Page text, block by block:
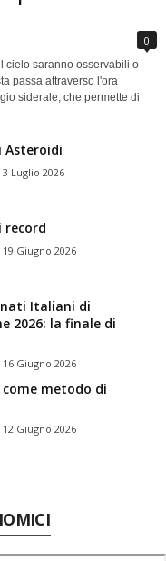
0
cielo saranno osservabili o
passa attraverso l'ora
siderale, che permette di
Asteroidi
3 Luglio 2026
record
19 Giugno 2026
Italiani di
2026: la finale di
16 Giugno 2026
metodo di
12 Giugno 2026